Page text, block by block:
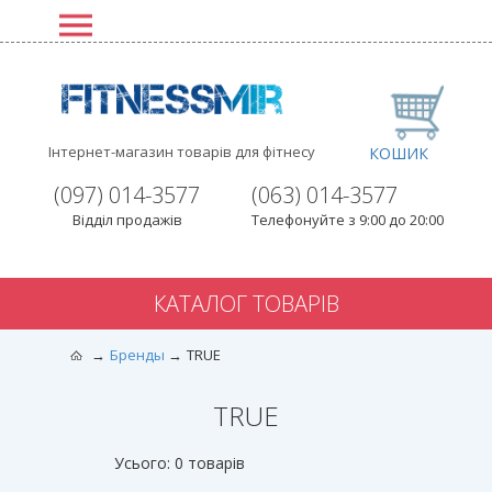
Інтернет-магазин товарів для фітнесу
(063) 014-3577
Телефонуйте з 9:00 до 20:00
(097) 014-3577
Відділ продажів
КОШИК
КАТАЛОГ ТОВАРІВ
Бренды TRUE
TRUE
Усього: 0 товарів